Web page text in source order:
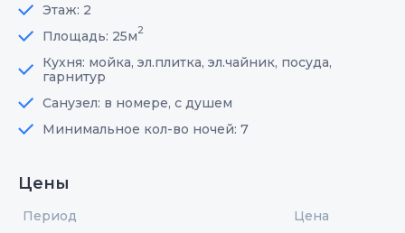
Этаж: 2
Площадь: 25м2
Кухня: мойка, эл.плитка, эл.чайник, посуда,
гарнитур
Санузел: в номере, с душем
Минимальное кол-во ночей: 7
Цены
Период Цена